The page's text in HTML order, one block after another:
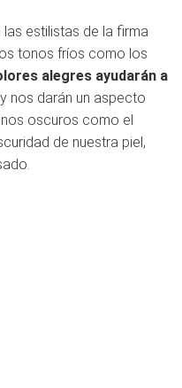
estilistas de la firma
tonos fríos como los
alegres ayudarán a
y nos darán un aspecto
oscuros como el
de nuestra piel,